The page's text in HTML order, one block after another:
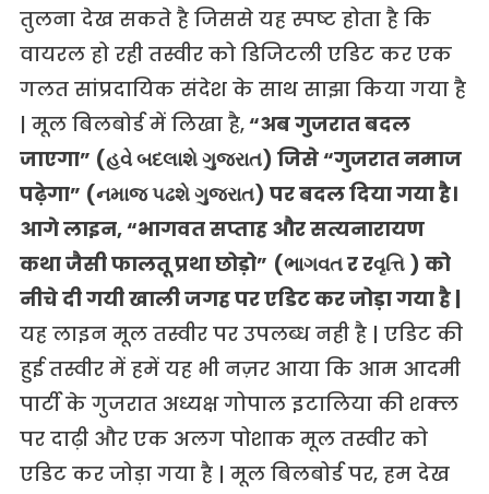
तुलना देख सकते है जिससे यह स्पष्ट होता है कि
वायरल हो रही तस्वीर को डिजिटली एडिट कर एक
गलत सांप्रदायिक संदेश के साथ साझा किया गया है
| मूल बिलबोर्ड में लिखा है,“अब गुजरात बदल
जाएगा” (હવે બદલાશે ગુજરાત) जिसे “गुजरात नमाज
पढ़ेगा” (નમાજપઢશેગુજરાત) पर बदल दिया गया है।
आगे लाइन, “भागवत सप्ताह और सत्यनारायण
कथा जैसी फालतू प्रथा छोड़ो” (ભાગવતर रવૃત્તિ) को
नीचे दी गयी खाली जगह पर एडिट कर जोड़ा गया है |
यह लाइन मूल तस्वीर पर उपलब्ध नही है | एडिट की
हुई तस्वीर में हमें यह भी नज़र आया कि आम आदमी
पार्टी के गुजरात अध्यक्ष गोपाल इटालिया की शक्ल
पर दाढ़ी और एक अलग पोशाक मूल तस्वीर को
एडिट कर जोड़ा गया है | मूल बिलबोर्ड पर, हम देख